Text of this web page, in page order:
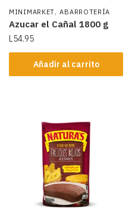
MINIMARKET,ABARROTERÍA
Azucar el Cañal 1800 g
L54.95
Añadir al carrito